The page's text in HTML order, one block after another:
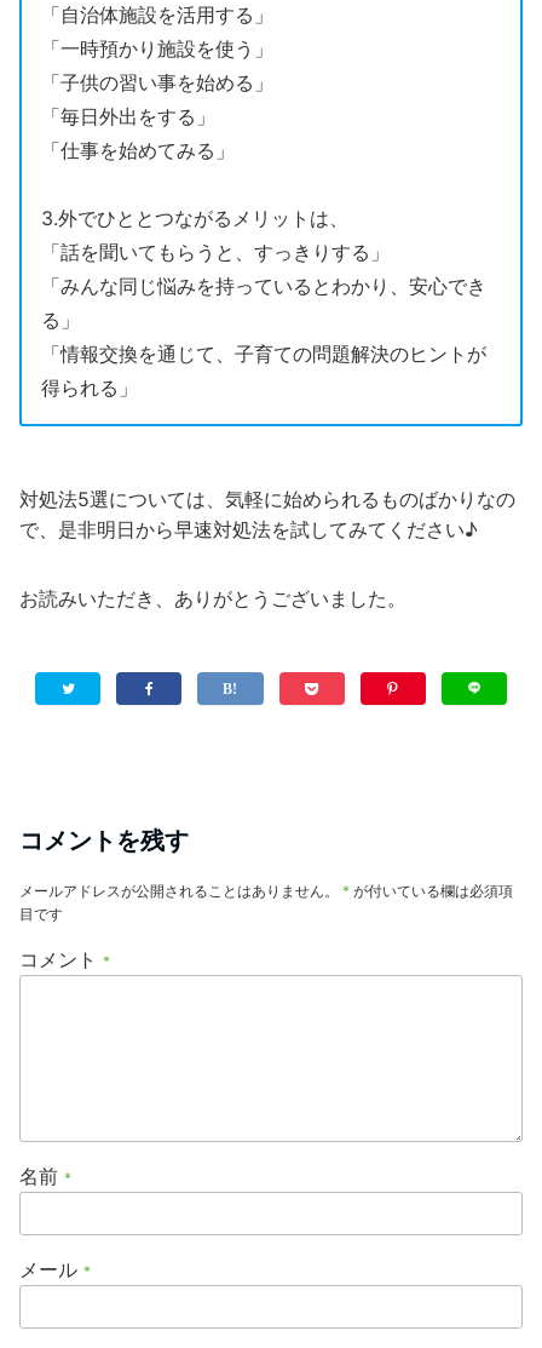
「自治体施設を活用する」
「一時預かり施設を使う」
「子供の習い事を始める」
「毎日外出をする」
「仕事を始めてみる」
3.外でひととつながるメリットは、
「話を聞いてもらうと、すっきりする」
「みんな同じ悩みを持っているとわかり、安心でき
る」
「情報交換を通じて、子育ての問題解決のヒントが
得られる」
対処法5選については、気軽に始められるものばかりなの
で、是非明日から早速対処法を試してみてください♪
お読みいただき、ありがとうございました。
コメントを残す
メールアドレスが公開されることはありません。 * が付いている欄は必須項
目です
コメント *
名前 *
メール *